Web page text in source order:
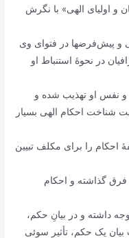
اولیای الهی» با نگرش
و پیش‌فرضها در فتوای وی
در نحوۀ استنباط او
و نفس او تهذیب شده و
شناخت احکام الهی بسیار
را برای مکلف تبیین
گذاشته و احکام
داشته و در بیانِ حکم،
یک حکم، تأثیر سوئی